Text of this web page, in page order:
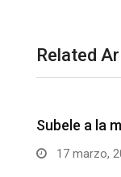
Related
Unos
Juank…